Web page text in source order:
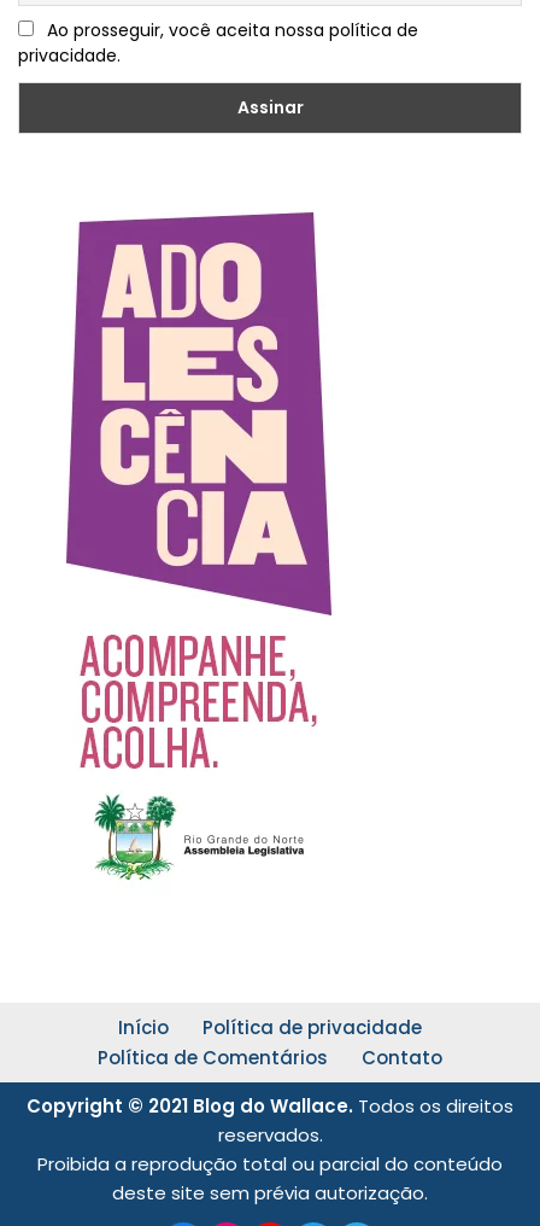
Ao prosseguir, você aceita nossa política de
privacidade.
Início
Política de privacidade
Política de Comentários
Contato
Copyright © 2021 Blog do Wallace. Todos os direitos
reservados.
Proibida a reprodução total ou parcial do conteúdo
deste site sem prévia autorização.